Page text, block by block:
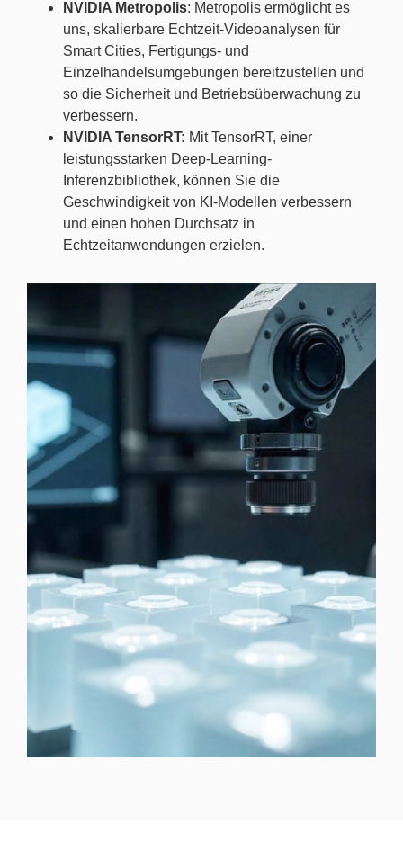
NVIDIA Metropolis: Metropolis ermöglicht es
uns, skalierbare Echtzeit-Videoanalysen für
Smart Cities, Fertigungs- und
Einzelhandelsumgebungen bereitzustellen und
so die Sicherheit und Betriebsüberwachung zu
verbessern.
NVIDIA TensorRT: Mit TensorRT, einer
leistungsstarken Deep-Learning-
Inferenzbibliothek, können Sie die
Geschwindigkeit von KI-Modellen verbessern
und einen hohen Durchsatz in
Echtzeitanwendungen erzielen.